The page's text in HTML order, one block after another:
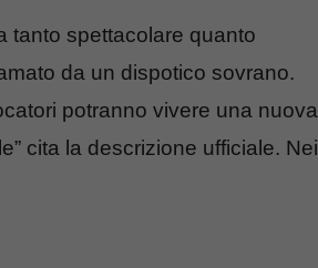
tanto spettacolare quanto
da un dispotico sovrano.
potranno vivere una nuova
cita la descrizione ufficiale. Nei